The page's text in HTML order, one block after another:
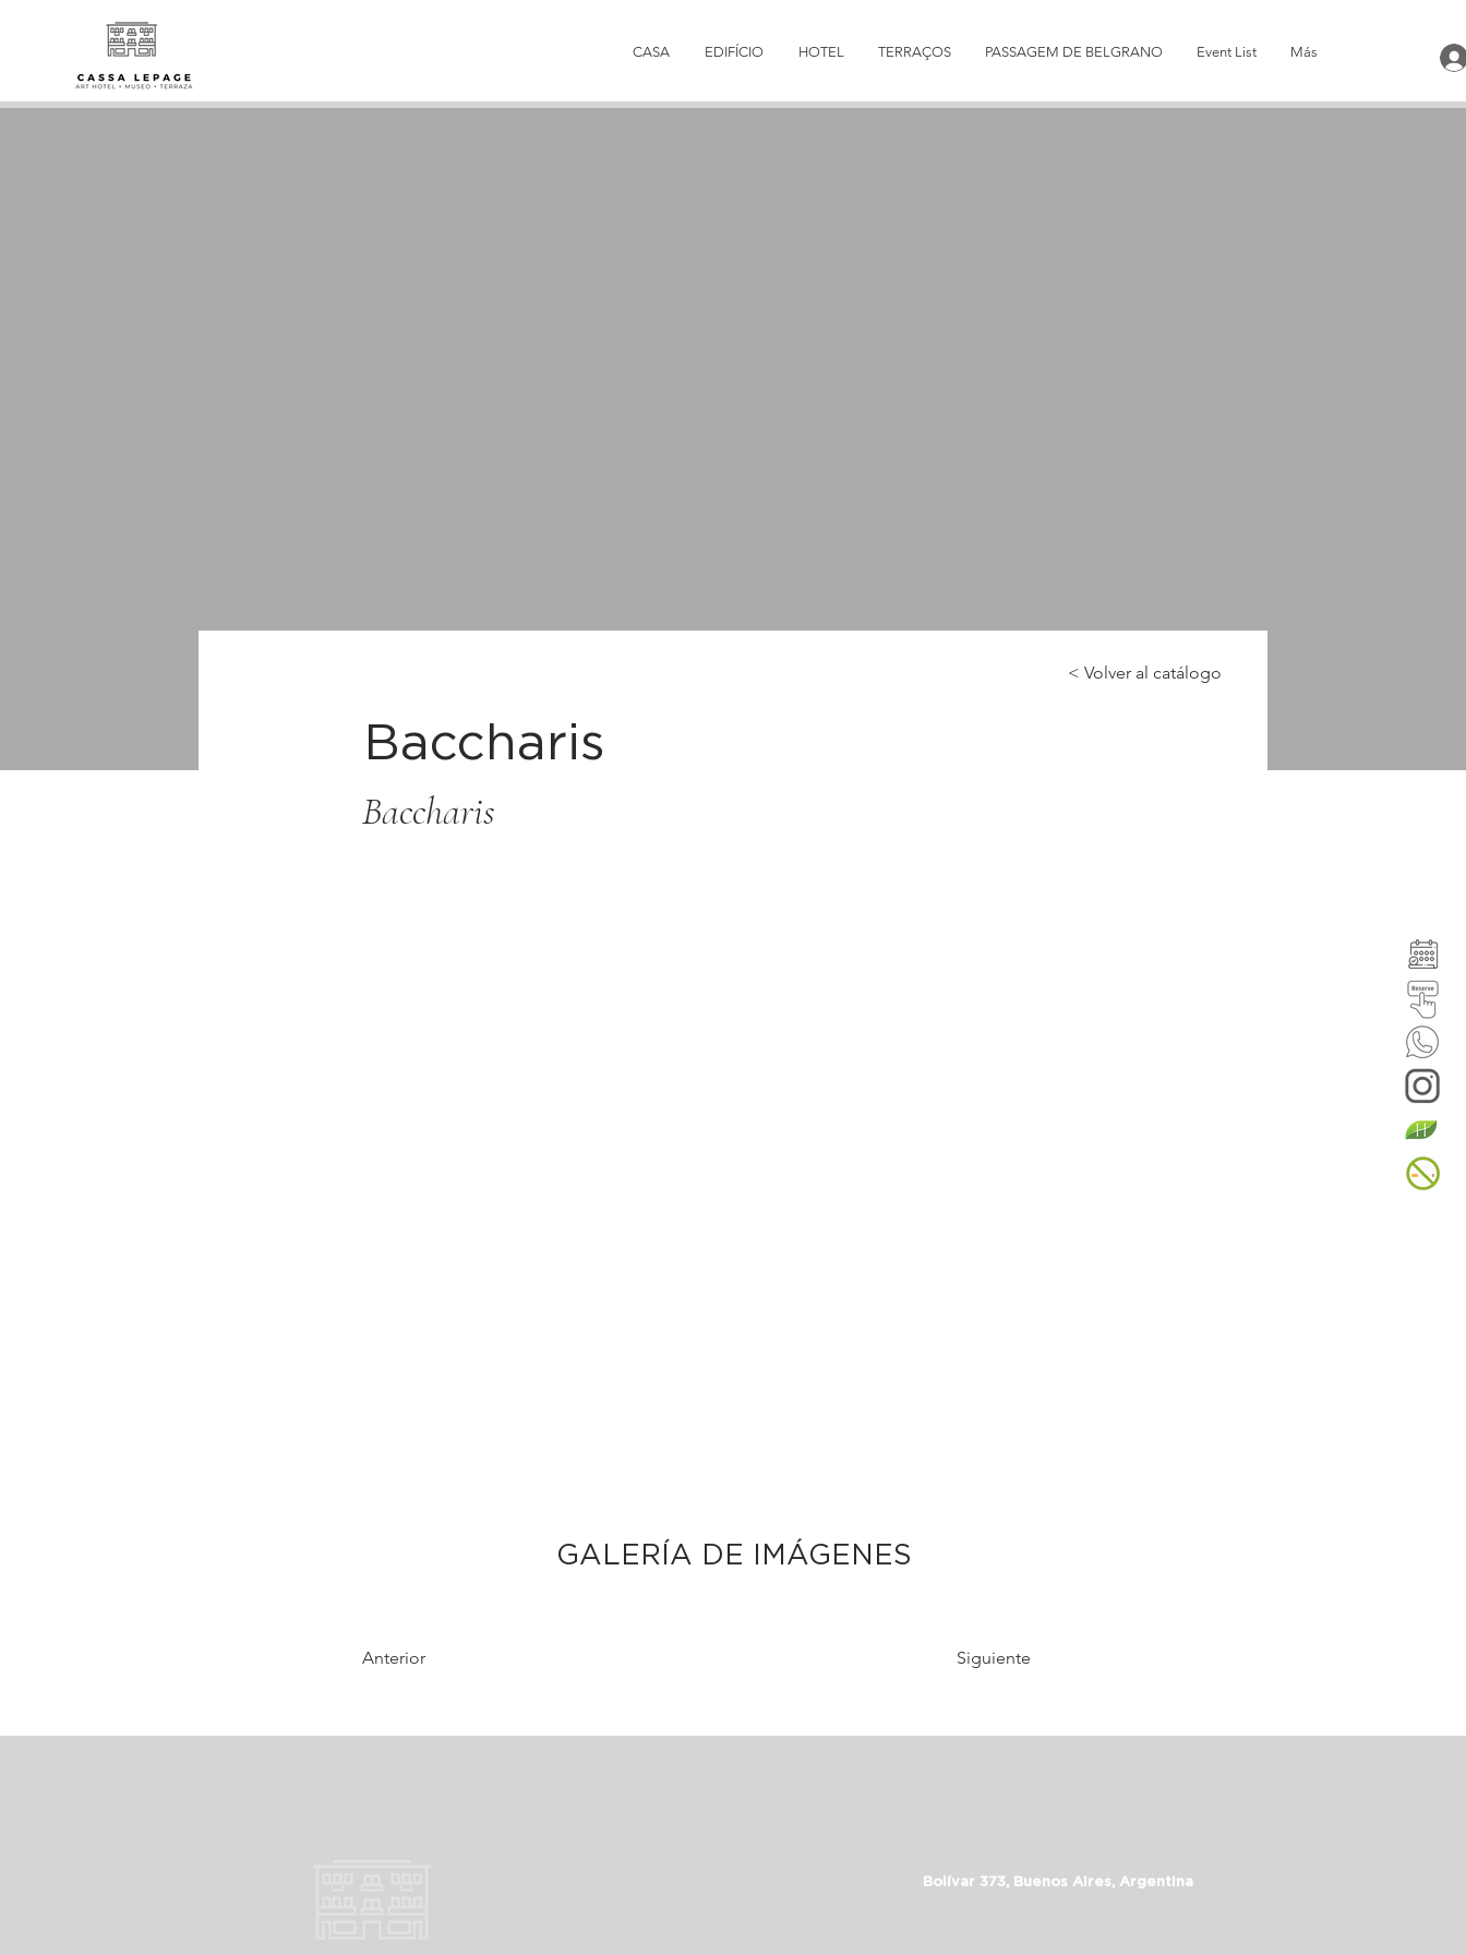
CASA EDIFÍCIO HOTEL TERRAÇOS PASSAGEM DE BELGRANO Event List Más
< Volver al catálogo
Baccharis
Baccharis
GALERÍA DE IMÁGENES
Anterior Siguiente
Bolívar 373, Buenos Aires, Argentina